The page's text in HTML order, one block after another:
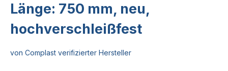
Länge: 750 mm, neu,
hochverschleißfest
von Complast verifizierter Hersteller